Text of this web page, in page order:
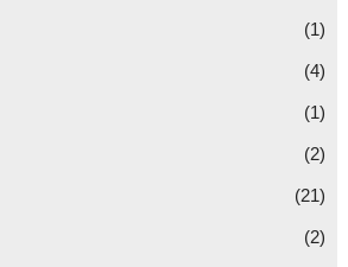
(1)
(4)
(1)
(2)
(21)
(2)